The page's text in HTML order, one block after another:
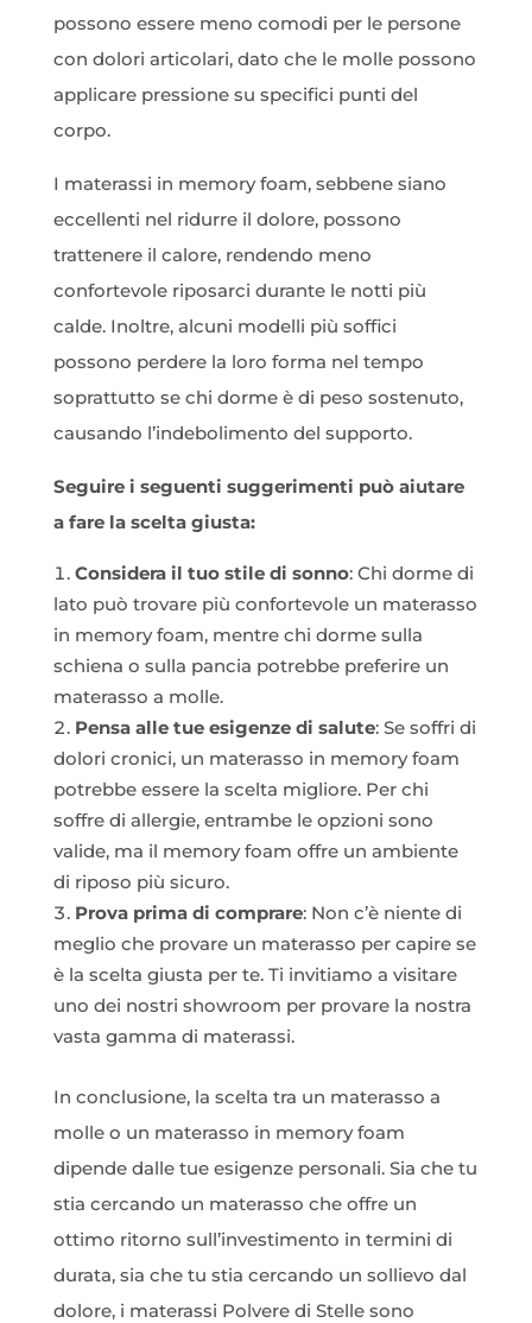
possono essere meno comodi per le persone
con dolori articolari, dato che le molle possono
applicare pressione su specifici punti del
corpo.
I materassi in memory foam, sebbene siano
eccellenti nel ridurre il dolore, possono
trattenere il calore, rendendo meno
confortevole riposarci durante le notti più
calde. Inoltre, alcuni modelli più soffici
possono perdere la loro forma nel tempo
soprattutto se chi dorme è di peso sostenuto,
causando l’indebolimento del supporto.
Seguire i seguenti suggerimenti può aiutare
a fare la scelta giusta:
Considera il tuo stile di sonno: Chi dorme di
lato può trovare più confortevole un materasso
in memory foam, mentre chi dorme sulla
schiena o sulla pancia potrebbe preferire un
materasso a molle.
Pensa alle tue esigenze di salute: Se soffri di
dolori cronici, un materasso in memory foam
potrebbe essere la scelta migliore. Per chi
soffre di allergie, entrambe le opzioni sono
valide, ma il memory foam offre un ambiente
di riposo più sicuro.
Prova prima di comprare: Non c’è niente di
meglio che provare un materasso per capire se
è la scelta giusta per te. Ti invitiamo a visitare
uno dei nostri showroom per provare la nostra
vasta gamma di materassi.
In conclusione, la scelta tra un materasso a
molle o un materasso in memory foam
dipende dalle tue esigenze personali. Sia che tu
stia cercando un materasso che offre un
ottimo ritorno sull’investimento in termini di
durata, sia che tu stia cercando un sollievo dal
dolore, i materassi Polvere di Stelle sono